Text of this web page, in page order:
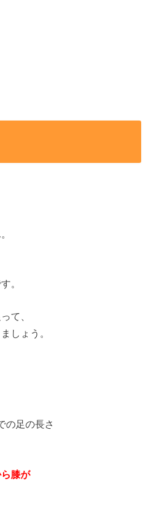
。
て、
しょう。
の足の長さ
膝が